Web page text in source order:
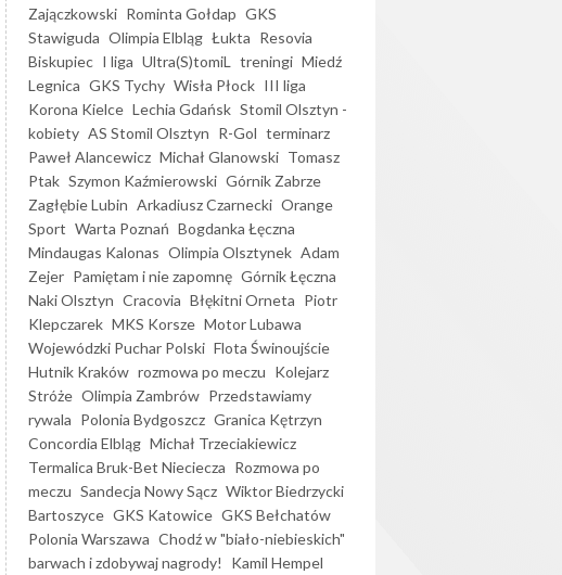
Zajączkowski Rominta Gołdap GKS
Stawiguda Olimpia Elbląg Łukta Resovia
Biskupiec I liga Ultra(S)tomiL treningi Miedź
Legnica GKS Tychy Wisła Płock III liga
Korona Kielce Lechia Gdańsk Stomil Olsztyn -
kobiety AS Stomil Olsztyn R-Gol terminarz
Paweł Alancewicz Michał Glanowski Tomasz
Ptak Szymon Kaźmierowski Górnik Zabrze
Zagłębie Lubin Arkadiusz Czarnecki Orange
Sport Warta Poznań Bogdanka Łęczna
Mindaugas Kalonas Olimpia Olsztynek Adam
Zejer Pamiętam i nie zapomnę Górnik Łęczna
Naki Olsztyn Cracovia Błękitni Orneta Piotr
Klepczarek MKS Korsze Motor Lubawa
Wojewódzki Puchar Polski Flota Świnoujście
Hutnik Kraków rozmowa po meczu Kolejarz
Stróże Olimpia Zambrów Przedstawiamy
rywala Polonia Bydgoszcz Granica Kętrzyn
Concordia Elbląg Michał Trzeciakiewicz
Termalica Bruk-Bet Nieciecza Rozmowa po
meczu Sandecja Nowy Sącz Wiktor Biedrzycki
Bartoszyce GKS Katowice GKS Bełchatów
Polonia Warszawa Chodź w "biało-niebieskich"
barwach i zdobywaj nagrody!
Kamil Hempel